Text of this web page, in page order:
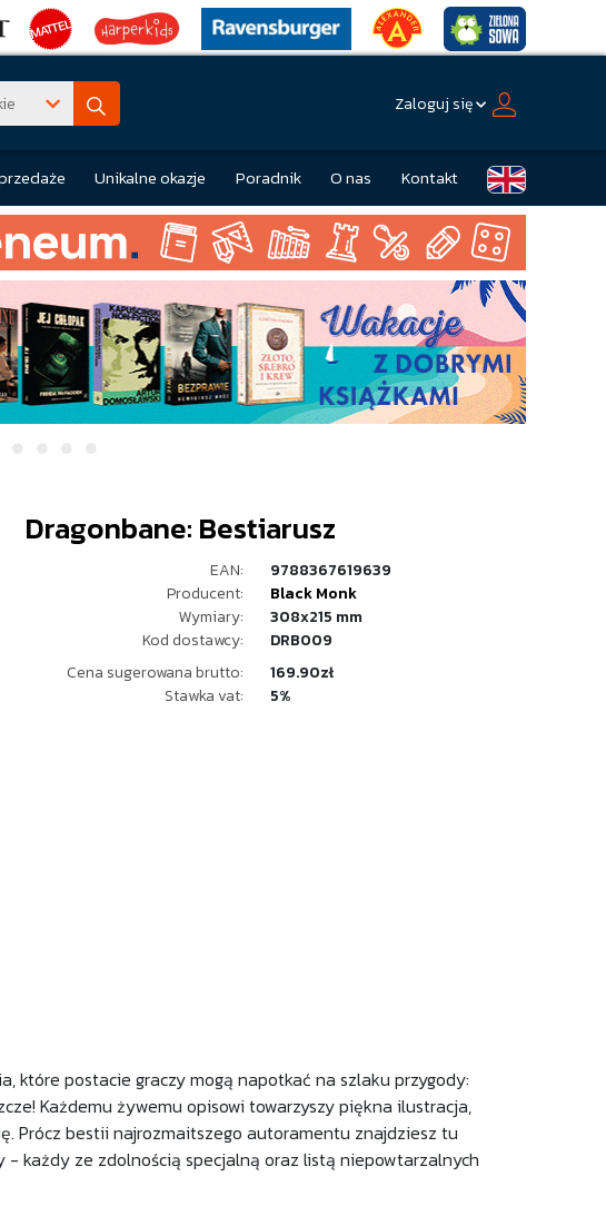
Zaloguj się
Unikalne okazje Poradnik O nas Kontakt
Dragonbane: Bestiarusz
EAN:
9788367619639
Producent:
Black Monk
Wymiary:
308x215 mm
Kod dostawcy:
DRB009
Cena sugerowana brutto:
169.90zł
Stawka vat:
5%
które postacie graczy mogą napotkać na szlaku przygody:
Każdemu żywemu opisowi towarzyszy piękna ilustracja,
Prócz bestii najrozmaitszego autoramentu znajdziesz tu
każdy ze zdolnością specjalną oraz listą niepowtarzalnych